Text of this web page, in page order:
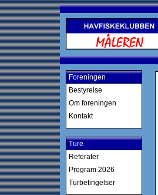
Foreningen
Bestyrelse
Om foreningen
Kontakt
Ture
Referater
Program 2026
Turbetingelser